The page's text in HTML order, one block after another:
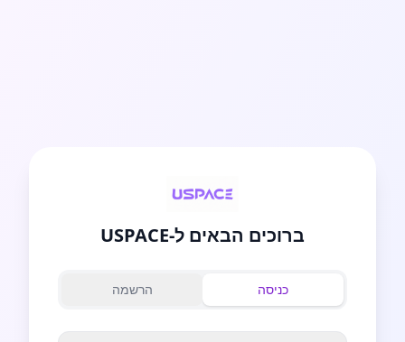
ברוכים הבאים ל-USPACE
כניסה הרשמה